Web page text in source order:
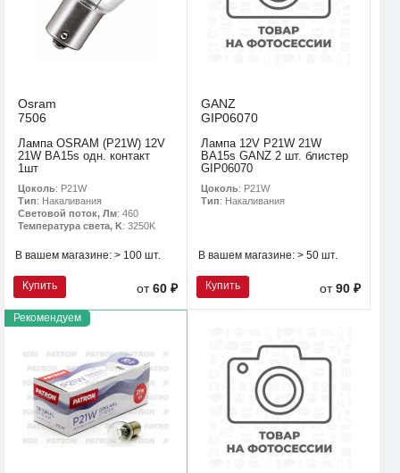
Osram
7506
Лампа OSRAM (P21W) 12V
21W BA15s одн. контакт
1шт
Цоколь: P21W
Тип: Накаливания
Световой поток, Лм: 460
Температура света, K: 3250K
В вашем магазине: > 100 шт.
Купить от60 ₽
GANZ
GIP06070
Лампа 12V P21W 21W
BA15s GANZ 2 шт. блистер
GIP06070
Цоколь: P21W
Тип: Накаливания
В вашем магазине: > 50 шт.
Купить от90 ₽
Рекомендуем